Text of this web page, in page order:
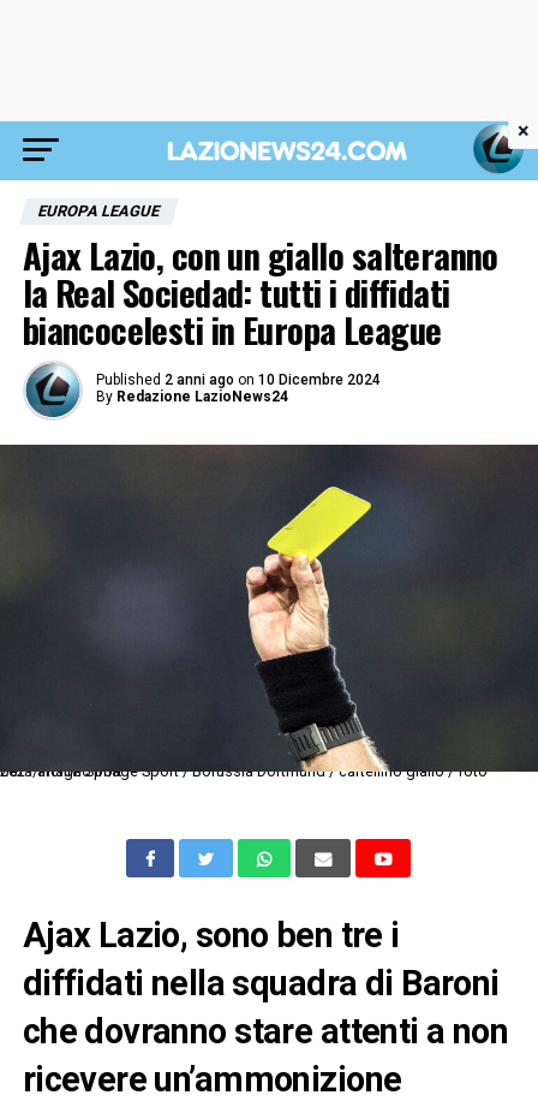
EUROPA LEAGUE
Ajax Lazio, con un giallo salteranno
la Real Sociedad: tutti i diffidati
biancocelesti in Europa League
Published 2 anni ago on 10 Dicembre 2024
By Redazione LazioNews24
2021 archivio Image Sport / Borussia Dortmund / cartellino giallo / foto Uefa/Image Sport
Ajax Lazio, sono ben tre i
diffidati nella squadra di Baroni
che dovranno stare attenti a non
ricevere un’ammonizione
×